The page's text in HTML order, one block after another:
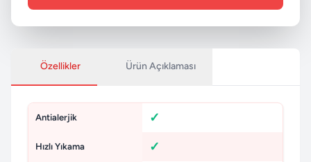
Özellikler Ürün Açıklaması
Antialerjik
Hızlı Yıkama